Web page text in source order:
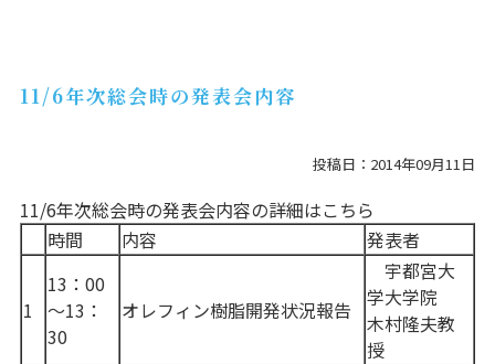
11/6年次総会時の発表会内容
投稿日：2014年09月11日
11/6年次総会時の発表会内容の詳細はこちら
時間
内容 発表者
1
13：00
～13：
30
オレフィン樹脂開発状況報告
宇都宮大
学大学院
木村隆夫教
授